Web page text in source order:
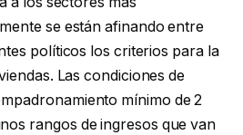
se están afinando entre
políticos los criterios para la
Las condiciones de
mínimo de 2
rangos de ingresos que van